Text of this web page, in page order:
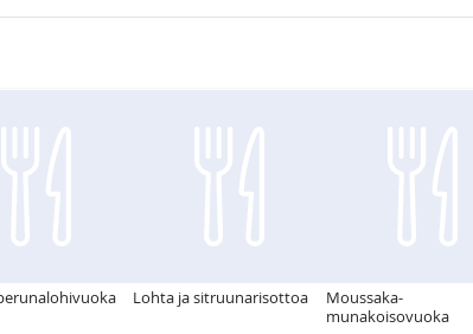
Lohta ja sitruunarisottoa
Moussaka-
munakoisovuoka